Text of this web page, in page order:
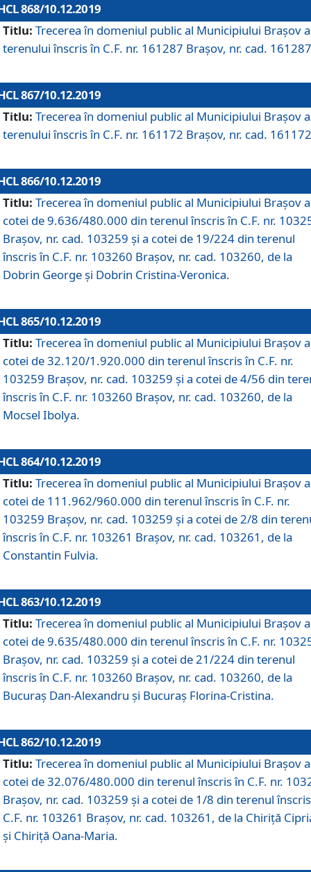
868/10.12.2019
Titlu: Trecerea în domeniul public al Municipiului Braşov a
terenului înscris în C.F. nr. 161287 Brașov, nr. cad.
867/10.12.2019
Titlu: Trecerea în domeniul public al Municipiului Braşov a
terenului înscris în C.F. nr. 161172 Brașov, nr. cad.
866/10.12.2019
Titlu: Trecerea în domeniul public al Municipiului Braşov a
cotei de 9.636/480.000 din terenul înscris în C.F. nr.
Brașov, nr. cad. 103259 și a cotei de 19/224 din terenul
înscris în C.F. nr. 103260 Brașov, nr. cad. 103260, de la
Dobrin George și Dobrin Cristina-Veronica.
865/10.12.2019
Titlu: Trecerea în domeniul public al Municipiului Braşov a
cotei de 32.120/1.920.000 din terenul înscris în C.F. nr.
103259 Brașov, nr. cad. 103259 și a cotei de 4/56 din
înscris în C.F. nr. 103260 Brașov, nr. cad. 103260, de la
Mocsel Ibolya.
864/10.12.2019
Titlu: Trecerea în domeniul public al Municipiului Braşov a
cotei de 111.962/960.000 din terenul înscris în C.F. nr.
103259 Brașov, nr. cad. 103259 și a cotei de 2/8 din
înscris în C.F. nr. 103261 Brașov, nr. cad. 103261, de la
Constantin Fulvia.
863/10.12.2019
Titlu: Trecerea în domeniul public al Municipiului Braşov a
cotei de 9.635/480.000 din terenul înscris în C.F. nr.
Brașov, nr. cad. 103259 și a cotei de 21/224 din terenul
înscris în C.F. nr. 103260 Brașov, nr. cad. 103260, de la
Bucuraș Dan-Alexandru și Bucuraș Florina-Cristina.
862/10.12.2019
Titlu: Trecerea în domeniul public al Municipiului Braşov a
cotei de 32.076/480.000 din terenul înscris în C.F. nr.
Brașov, nr. cad. 103259 și a cotei de 1/8 din terenul
C.F. nr. 103261 Brașov, nr. cad. 103261, de la Chiriță
și Chiriță Oana-Maria.